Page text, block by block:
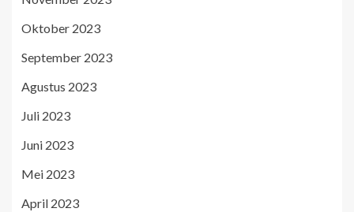
Oktober 2023
September 2023
Agustus 2023
Juli 2023
Juni 2023
Mei 2023
April 2023